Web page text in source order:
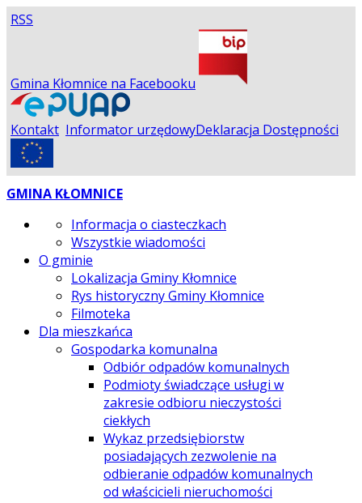
RSS
Gmina Kłomnice na Facebooku
Kontakt Informator urzędowyDeklaracja Dostępności
GMINA KŁOMNICE
Informacja o ciasteczkach
Wszystkie wiadomości
O gminie
Lokalizacja Gminy Kłomnice
Rys historyczny Gminy Kłomnice
Filmoteka
Dla mieszkańca
Gospodarka komunalna
Odbiór odpadów komunalnych
Podmioty świadczące usługi w
zakresie odbioru nieczystości
ciekłych
Wykaz przedsiębiorstw
posiadających zezwolenie na
odbieranie odpadów komunalnych
od właścicieli nieruchomości